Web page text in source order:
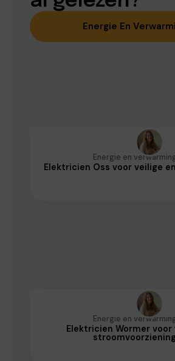
Energie En
Energie en
Elektricien Oss voor veilige
Energie en
Elektricien Wormer voor
stroomvoorziening